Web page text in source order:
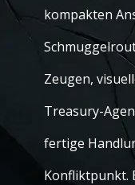
kompakten
Zeugen,
Treasury-
fertige
Konfliktpunkt.